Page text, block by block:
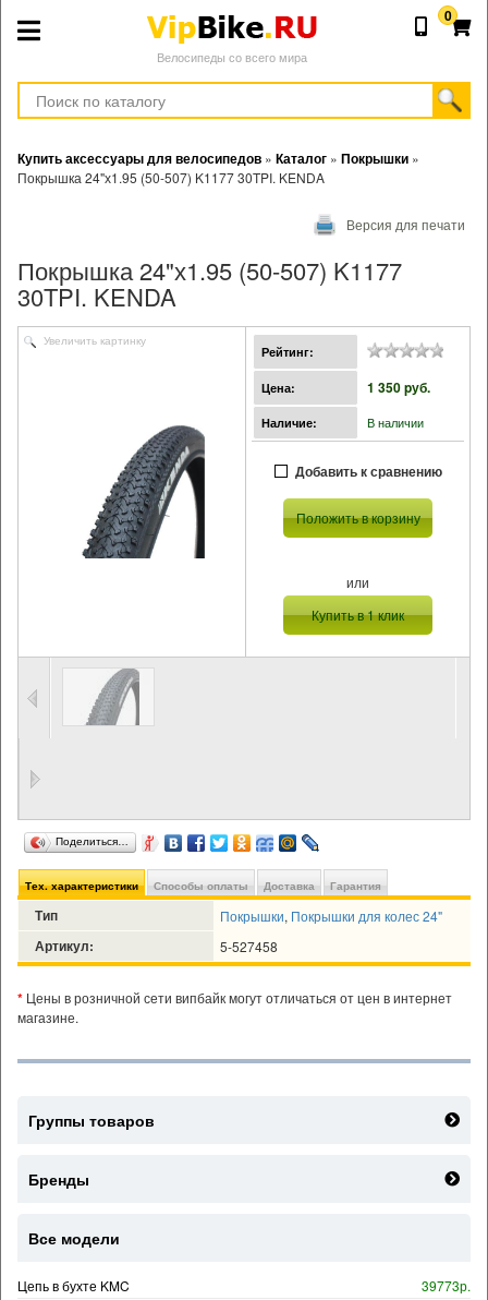
Велосипеды со всего мира
0
Купить аксессуары для велосипедов » Каталог » Покрышки »
Покрышка 24"х1.95 (50-507) K1177 30TPI. KENDA
Версия для печати
Покрышка 24"х1.95 (50-507) K1177
30TPI. KENDA
Увеличить картинку
Рейтинг:
Цена: 1 350 pуб.
Наличие: В наличии
Добавить к сравнению
Положить в корзину
или
Купить в 1 клик
Поделиться…
Тех. характеристики Способы оплаты Доставка Гарантия
Тип Покрышки, Покрышки для колес 24"
Артикул: 5-527458
* Цены в розничной сети випбайк могут отличаться от цен в интернет
магазине.
Группы товаров
Бренды
Все модели
Цепь в бухте KMC
39773р.